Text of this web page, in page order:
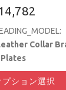
Collar
Plates
プション選択